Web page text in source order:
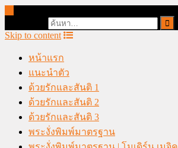
Skip to content
หน้าแรก
แนะนำตัว
ด้วยรักและสันติ 1
ด้วยรักและสันติ 2
ด้วยรักและสันติ 3
พระงั่งพิมพ์มาตรฐาน